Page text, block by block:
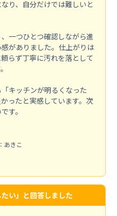
り、自分だけでは難しいと
一つひとつ確認しながら進
がありました。仕上がりは
らず丁寧に汚れを落として
キッチンが明るくなった
ったと実感しています。次
す。
あきこ
い」と回答しました